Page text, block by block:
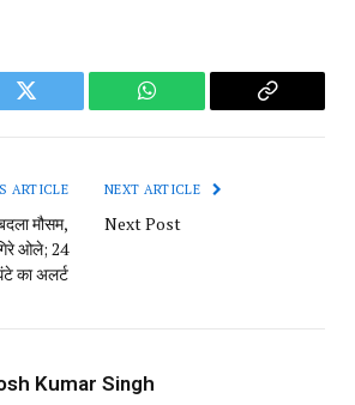
Twitter WhatsApp
Copy
ARTICLE
मौसम,
ओले; 24
का अलर्ट
NEXT ARTICLE
Next Post
Kumar Singh